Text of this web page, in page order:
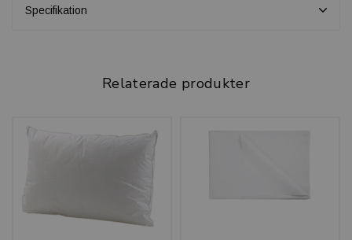
Specifikation
Relaterade produkter